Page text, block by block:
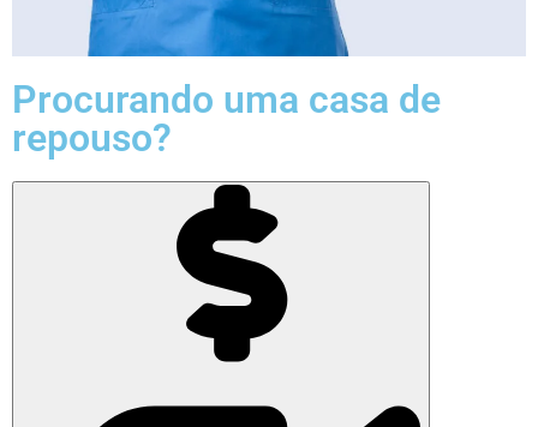
Procurando uma casa de
repouso?